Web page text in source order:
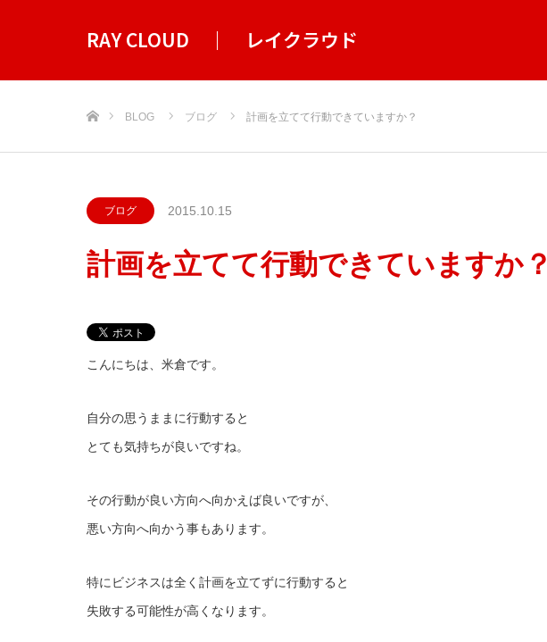
RAY CLOUD ｜ レイクラウド
BLOG ブログ 計画を立てて行動できていますか？
ブログ 2015.10.15
計画を立てて行動できていますか？
こんにちは、米倉です。
自分の思うままに行動すると
とても気持ちが良いですね。
その行動が良い方向へ向かえば良いですが、
悪い方向へ向かう事もあります。
特にビジネスは全く計画を立てずに行動すると
失敗する可能性が高くなります。